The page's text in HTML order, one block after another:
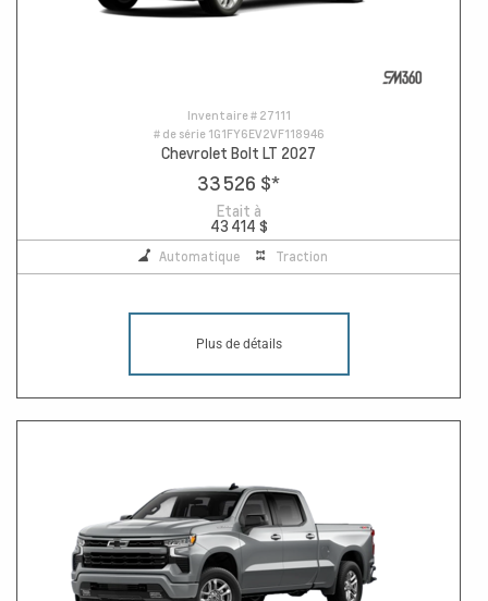
Inventaire # 27111
# de série 1G1FY6EV2VF118946
Chevrolet Bolt LT 2027
33 526 $*
Etait à
43 414 $
Automatique Traction
Plus de détails